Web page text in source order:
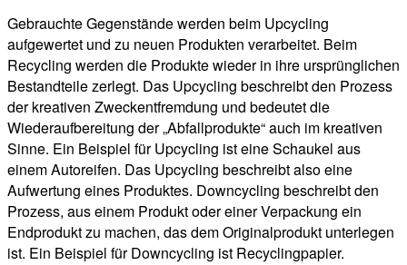
Gebrauchte Gegenstände werden beim Upcycling
aufgewertet und zu neuen Produkten verarbeitet. Beim
Recycling werden die Produkte wieder in ihre ursprünglichen
Bestandteile zerlegt. Das Upcycling beschreibt den Prozess
der kreativen Zweckentfremdung und bedeutet die
Wiederaufbereitung der „Abfallprodukte“ auch im kreativen
Sinne. Ein Beispiel für Upcycling ist eine Schaukel aus
einem Autoreifen. Das Upcycling beschreibt also eine
Aufwertung eines Produktes. Downcycling beschreibt den
Prozess, aus einem Produkt oder einer Verpackung ein
Endprodukt zu machen, das dem Originalprodukt unterlegen
ist. Ein Beispiel für Downcycling ist Recyclingpapier.